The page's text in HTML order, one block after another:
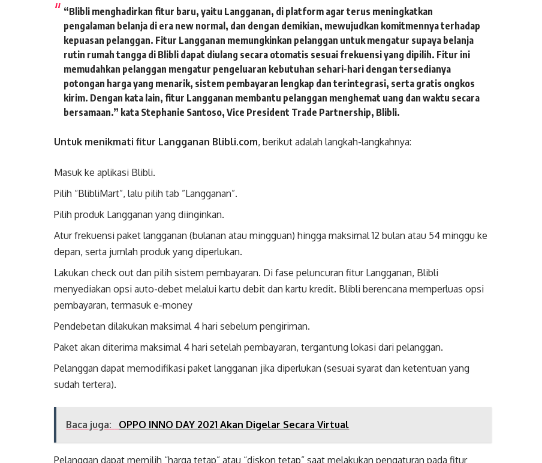
“Blibli menghadirkan fitur baru, yaitu Langganan, di platform agar terus meningkatkan
pengalaman belanja di era new normal, dan dengan demikian, mewujudkan komitmennya terhadap
kepuasan pelanggan. Fitur Langganan memungkinkan pelanggan untuk mengatur supaya belanja
rutin rumah tangga di Blibli dapat diulang secara otomatis sesuai frekuensi yang dipilih. Fitur ini
memudahkan pelanggan mengatur pengeluaran kebutuhan sehari-hari dengan tersedianya
potongan harga yang menarik, sistem pembayaran lengkap dan terintegrasi, serta gratis ongkos
kirim. Dengan kata lain, fitur Langganan membantu pelanggan menghemat uang dan waktu secara
bersamaan.” kata Stephanie Santoso, Vice President Trade Partnership, Blibli.
Untuk menikmati fitur Langganan Blibli.com, berikut adalah langkah-langkahnya:
Masuk ke aplikasi Blibli.
Pilih “BlibliMart”, lalu pilih tab ”Langganan”.
Pilih produk Langganan yang diinginkan.
Atur frekuensi paket langganan (bulanan atau mingguan) hingga maksimal 12 bulan atau 54 minggu ke
depan, serta jumlah produk yang diperlukan.
Lakukan check out dan pilih sistem pembayaran. Di fase peluncuran fitur Langganan, Blibli
menyediakan opsi auto-debet melalui kartu debit dan kartu kredit. Blibli berencana memperluas opsi
pembayaran, termasuk e-money
Pendebetan dilakukan maksimal 4 hari sebelum pengiriman.
Paket akan diterima maksimal 4 hari setelah pembayaran, tergantung lokasi dari pelanggan.
Pelanggan dapat memodifikasi paket langganan jika diperlukan (sesuai syarat dan ketentuan yang
sudah tertera).
Baca juga: OPPO INNO DAY 2021 Akan Digelar Secara Virtual
Pelanggan dapat memilih “harga tetap” atau “diskon tetap” saat melakukan pengaturan pada fitur